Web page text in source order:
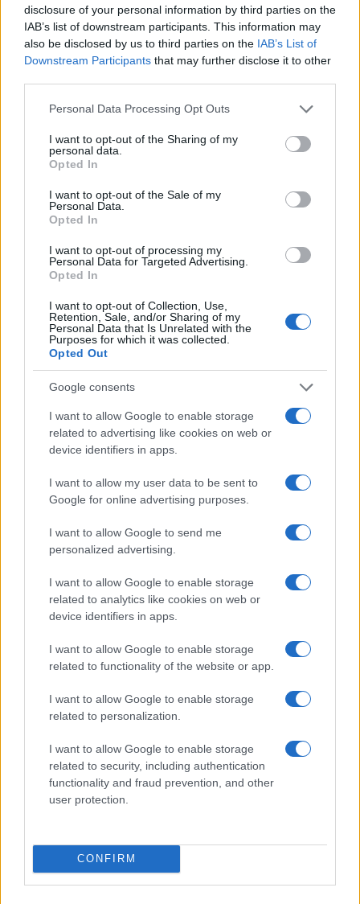
disclosure of your personal information by third parties on the
IAB’s list of downstream participants. This information may
also be disclosed by us to third parties on the IAB’s List of
Downstream Participants that may further disclose it to other
Please note that this website/app uses one or more Google
not limited to your visit or usage behaviour. You may click to
grant or deny consent to Google and its third-party tags to
use your data for below specified purposes in below Google
consent section.
Personal Data Processing Opt Outs
I want to opt-out of the Sharing of my
personal data.
Opted In
I want to opt-out of the Sale of my
Personal Data.
Opted In
I want to opt-out of processing my
Personal Data for Targeted Advertising.
Opted In
I want to opt-out of Collection, Use,
Retention, Sale, and/or Sharing of my
Personal Data that Is Unrelated with the
Purposes for which it was collected.
Opted Out
Google consents
I want to allow Google to enable storage
related to advertising like cookies on web or
device identifiers in apps.
I want to allow my user data to be sent to
Google for online advertising purposes.
I want to allow Google to send me
personalized advertising.
I want to allow Google to enable storage
related to analytics like cookies on web or
device identifiers in apps.
I want to allow Google to enable storage
related to functionality of the website or app.
I want to allow Google to enable storage
related to personalization.
I want to allow Google to enable storage
related to security, including authentication
functionality and fraud prevention, and other
user protection.
CONFIRM
AUTORE
staff
Continua a leggere
BREAKING NEWS
Cultura 2029
Susanna Riva · 5 Ago 2026